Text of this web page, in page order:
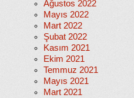
Ağustos 2022
Mayıs 2022
Mart 2022
Şubat 2022
Kasım 2021
Ekim 2021
Temmuz 2021
Mayıs 2021
Mart 2021